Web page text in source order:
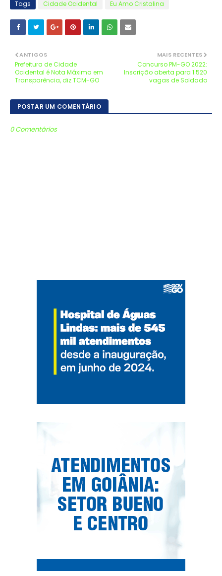
Tags Cidade Ocidental Eu Amo Cristalina
MAIS RECENTES
Concurso PM-GO 2022:
Inscrição aberta para 1.520
vagas de Soldado
ANTIGOS
Prefeitura de Cidade
Ocidental é Nota Máxima em
Transparência, diz TCM-GO
POSTAR UM COMENTÁRIO
0 Comentários